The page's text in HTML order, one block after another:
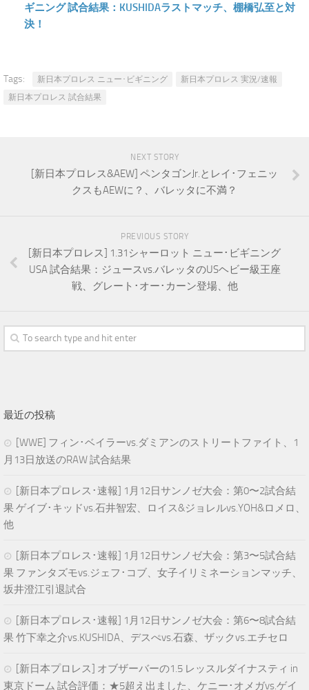
ギニング 試合結果：KUSHIDAラストマッチ、棚橋弘至と対
決！
Tags: 新日本プロレス ニュー･ビギニング
新日本プロレス 実況/速報
新日本プロレス 試合結果
NEXT STORY
[新日本プロレス&AEW] ペンタゴンJr.とレイ･フェニッ
クスもAEWに？、バレッタに不満？
PREVIOUS STORY
[新日本プロレス] 1.31シャーロット ニュー･ビギニング
USA 試合結果：ジュースvs.バレッタのUSヘビー級王座
戦、グレート･オー･カーン登場、他
最近の投稿
[WWE] フィン･ベイラーvs.ダミアンのストリートファイト、1
月13日放送のRAW 試合結果
[新日本プロレス･速報] 1月12日サンノゼ大会：第0〜2試合結
果 ゲイブ･キッドvs.石井智宏、ロイス&ジョレルvs.YOH&ロメロ、
他
[新日本プロレス･速報] 1月12日サンノゼ大会：第3〜5試合結
果 ファンタズモvs.ジェフ･コブ、女子イリミネーションマッチ、
坂井澄江引退試合
[新日本プロレス･速報] 1月12日サンノゼ大会：第6〜8試合結
果 竹下幸之介vs.KUSHIDA、デスぺvs.石森、ザックvs.エチセロ
[新日本プロレス] オブザーバーの1.5 レッスルダイナスティ in
東京ドーム 試合評価：★5超え出ました、ケニー･オメガvs.ゲイ